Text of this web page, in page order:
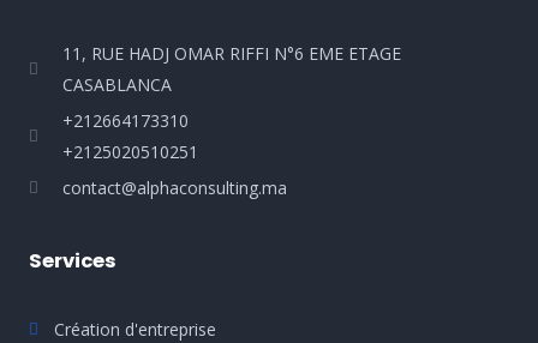
11, RUE HADJ OMAR RIFFI N°6 EME ETAGE
CASABLANCA
+212664173310
+2125020510251
contact@alphaconsulting.ma
Services
Création d'entreprise